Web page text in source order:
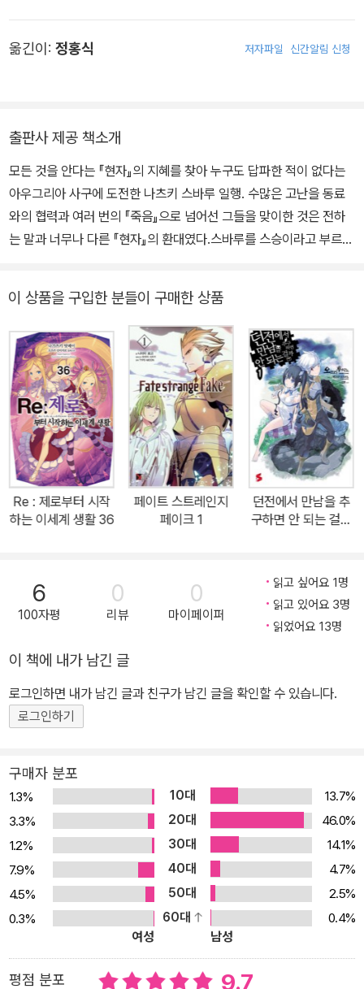
옮긴이: 정홍식 저자파일 신간알림 신청
출판사 제공 책소개
모든 것을 안다는 『현자』의 지혜를 찾아 누구도 답파한 적이 없다는
아우그리아 사구에 도전한 나츠키 스바루 일행. 수많은 고난을 동료
와의 협력과 여러 번의 『죽음』으로 넘어선 그들을 맞이한 것은 전하
는 말과 너무나 다른 『현자』의 환대였다.스바루를 스승이라고 부르며
더 깊은 상처를 남기는데…….대인기 인터넷 소설, 허식과 영광의 제2
2막.부서지는 것은 기사의 긍지인가, 우정과 사랑인가.「리제로」 애니
메이션 제2기 2020년 7월부터 스타트!제4장 두 번째 권. 무대는 세
상 끝에 닿은 사막에 떡하니 자리를 잡은 ‘현자의 탑’!죽음이 도사린
아그리아스 사구를 넘어선 일행을 맞이한 것은 감시탑의 수호자 ‘샤
울라’.오직 ‘현자의 시련’을 뛰어넘은 자만이 ‘대도서관’ 플레이아데스
의 감춰진 지혜를 얻을 수 있다고 하는데…….2020년 7월부터 애니
메이션 2기 방영! 인기 소설의 본편 제6장!
이 상품을 구입한 분들이 구매한 상품
Re : 제로부터 시작
하는 이세계 생활 36
페이트 스트레인지
페이크 1
던전에서 만남을 추
구하면 안 되는 걸까
6
100자평
0
리뷰
0
마이페이퍼
읽고 싶어요 1명
읽고 있어요 3명
읽었어요 13명
이 책에 내가 남긴 글
로그인하면 내가 남긴 글과 친구가 남긴 글을 확인할 수 있습니다.
로그인하기
구매자 분포
1.3% 10대
13.7%
3.3%
20대
46.0%
1.2%
30대
14.1%
7.9%
40대
4.7%
4.5%
50대
2.5%
0.3%
60대
0.4%
여성
남성
평점 분포 9.7